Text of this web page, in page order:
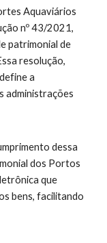
Aquaviários
nº 43/2021,
patrimonial de
resolução,
a
administrações
dessa
dos Portos
que
bens, facilitando